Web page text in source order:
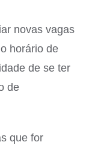
novas vagas
horário de
de se ter
de
que for